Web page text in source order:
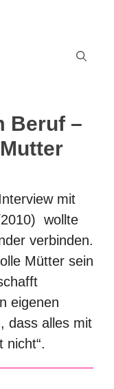
Beruf –
mit
2010) wollte
verbinden.
Mütter sein
eigenen
dass alles mit
nicht“.